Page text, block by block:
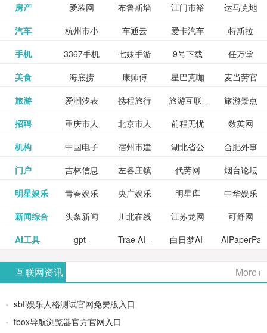
电影电视
剧，顺便
打分、写
味，豆瓣
电影会推
荐好电影
给你。
辅助神器 网站
完结txt小
说-书本网
院
海淘 淘网 网 靓汤官网
淘宝 更多>>
房产 爱装网 布鲁斯墙
纸
江门市裕
华墙纸
达马克地
产
格莱美墙
纸
更多>>
汽车 杭州市小
客车总量
调控管理
车通云 爱卡汽车
导购
特斯拉
百度有驾
网
更多>>
手机 3367手机
游戏
七妹手游 9号下载
任万堂
游戏邦
更多>>
美食 海底捞 康师傅 星巴克咖
啡
麦当劳官
网
心食谱网 更多>>
旅游 爱潮汐表 携程旅行
网
旅游互联_
景点门票
预订
旅游景点
点评-猫途
鹰
北京旅游
网
更多>>
招聘 重庆市人
力资源和
社会保障
北京市人
力资源和
社会保障
前程无忧
招聘网
数英网
聘才网
更多>>
机构 中国电子
检验检疫
业务网
宿州市建
委网
湖北省公
管局
合肥外事
办
湖北省粮
食局
更多>>
门户 吉林信息
网
左各庄镇
论坛
代劳网
烟台论坛
腾讯充值
中心
更多>>
明星娱乐 青春娱乐
网
央广娱乐
网,
明星库 中华娱乐
网
网易娱乐 更多>>
新闻综合 头条新闻 川北在线 江苏龙网
可舒网
巾帼网
更多>>
AI工具 gpt-
OpenAI最
Trae AI -
境/深度集
白日梦AI-
- AI论文写
高质量
互联网资讯 More+
sbti娱乐人格测试官网免费版入口
tbox导航浏览器官方官网入口